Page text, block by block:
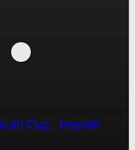
Cup, Hasselt